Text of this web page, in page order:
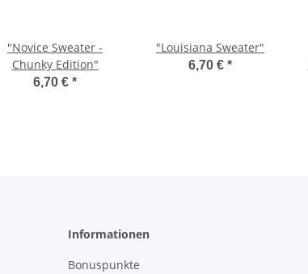
"Novice Sweater -
Chunky Edition"
6,70 € *
"Louisiana Sweater"
6,70 € *
Informationen
Bonuspunkte